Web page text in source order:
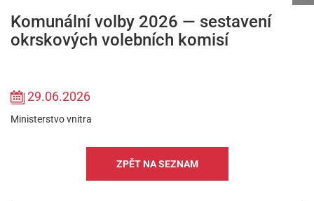
Komunální volby 2026 — sestavení
okrskových volebních komisí
29.06.2026
Ministerstvo vnitra
ZPĚT NA SEZNAM